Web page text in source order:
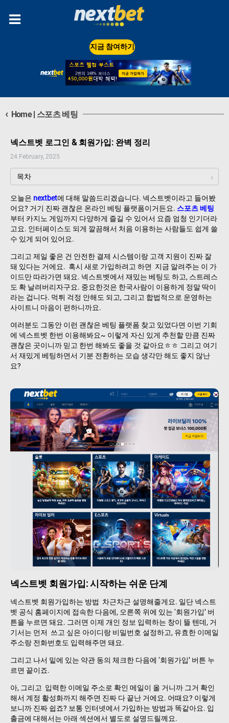
지금 참여하기
‹ Home | 스포츠 베팅
넥스트벳 로그인 & 회원가입: 완벽 정리
24 February, 2025
목차
오늘은 nextbet에 대해 말씀드리겠습니다. 넥스트벳이라고 들어봤
어요? 거기 진짜 괜찮은 온라인 베팅 플랫폼이거든요. 스포츠 베팅
부터 카지노 게임까지 다양하게 즐길 수 있어서 요즘 엄청 인기더라
고요. 인터페이스도 되게 깔끔해서 처음 이용하는 사람들도 쉽게 쓸
수 있게 되어 있어요.
그리고 제일 좋은 건 안전한 결제 시스템이랑 고객 지원이 진짜 잘
돼 있다는 거에요. 혹시 새로 가입하려고 하면 지금 알려주는 이 가
이드만 따라가면 돼요. 넥스트벳에서 재밌는 베팅도 하고, 스트레스
도 확 날려버리자구요. 중요한것은 한국사람이 이용하게 정말 딱이
라는 겁니다. 먹튀 걱정 안해도 되고, 그리고 합법적으로 운영하는
사이트니 마음이 편하니까요.
여러분도 그동안 이런 괜찮은 베팅 플랫폼 찾고 있었다면 이번 기회
에 넥스트벳 한번 이용해봐요~ 이렇게 자신 있게 추천할 만큼 진짜
괜찮은 곳이니까 믿고 한번 해봐도 좋을 것 같아요ㅎㅎ 그리고 여기
서 재밌게 베팅하면서 기분 전환하는 모습 생각만 해도 좋지 않난
요?
넥스트벳 회원가입: 시작하는 쉬운 단계
넥스트벳 회원가입하는 방법 차근차근 설명해줄게요. 일단 넥스트
벳 공식 홈페이지에 접속한 다음에, 오른쪽 위에 있는 ‘회원가입’ 버
튼을 누르면 돼요. 그러면 이제 개인 정보 입력하는 창이 뜰 텐데, 거
기서는 먼저 쓰고 싶은 아이디랑 비밀번호 설정하고, 유효한 이메일
주소랑 전화번호도 입력해주면 돼요.
그리고 나서 밑에 있는 약관 동의 체크한 다음에 ‘회원가입’ 버튼 누
르면 끝이죠.
아, 그리고 입력한 이메일 주소로 확인 메일이 올 거니까 그거 확인
해서 계정 활성화까지 해주면 진짜 다 끝난 거에요. 어때요? 이렇게
보니까 진짜 쉽죠? 보통 인터넷에서 가입하는 방법과 똑같아요. 입
출금에 대해서는 아래 섹션에서 별도로 설명드릴께요.